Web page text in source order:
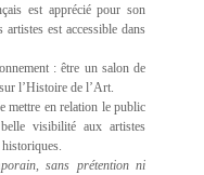
est apprécié pour son
est accessible dans
: être un salon de
l’Histoire de l’Art.
mettre en relation le public
visibilité aux artistes
sans prétention ni